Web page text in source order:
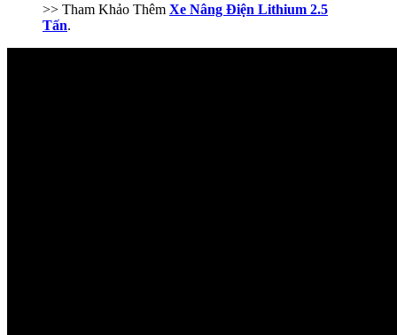
>> Tham Khảo Thêm Xe Nâng Điện Lithium 2.5
Tấn.